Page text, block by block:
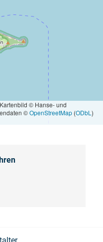
© Hanse- und
©OpenStreetMap (ODbL )